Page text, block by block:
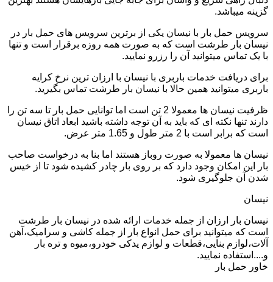
گزینه میباشد.
سرویس حمل بار با نیسان یکی از برترین سرویس های حمل بار در
نیسان بار طرشت است که به صورت همه روزه برقرار است و تنها
با یک تماس میتوانید آن را رزرو نمایید.
برای دریافت خدمات باربری با نیسان با ارزان ترین نرخ کرایه
باربری میتوانید همین حالا با نیسان بار طرشت تماس بگیرید.
ظرفیت نیسان ها معمولا 2 تن است اما توانایی حمل بار تا سه تن را
دارند تنها نکته ای که باید به آن توجه داشته باشید ابعاد اتاق نیسان
است که برابر است با 2 متر طول و 1.65 متر عرض.
نیسان ها معمولا به صورت روباز هستند اما بنا به درخواست صاحب
بار این امکان وجود دارد که بر روی بار چادر کشیده شود تا از خیس
شدن آن جلوگیری شود.
نیسان
نیسان بار ارزان از جمله خدمات ارائه شده در نیسان بار طرشت
است که میتوانید برای حمل انواع بار از جمله کاشی و سرامیک،آهن
آلات،لوازم بنایی،قطعات و لوازم یدکی خودرو،میوه و تره بار
و....استفاده نمایید.
خاور حمل بار